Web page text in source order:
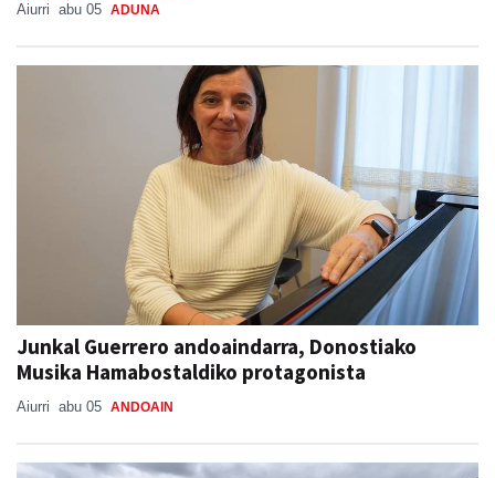
Aiurri abu 05 ADUNA
Junkal Guerrero andoaindarra, Donostiako
Musika Hamabostaldiko protagonista
Aiurri abu 05 ANDOAIN